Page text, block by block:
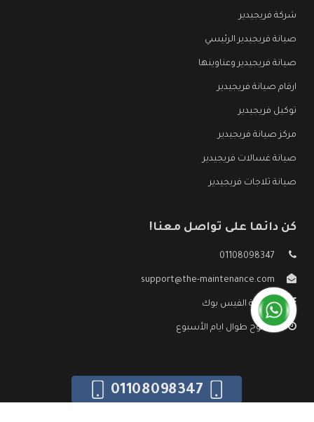
شركة فريجيدير
صيانة فريجيدير الرئيسي
صيانة فريجيدير وعناوينها
ارقام صيانة فريجيدير
توكيل فريجيدير
مركز صيانة فريجيدير
صيانة غسالات فريجيدير
صيانة ثلاجات فريجيدير
كن دائما على تواصل معنا!
01108098347
support@the-maintenance.com
صفحة الفيس بوك
مفتوح طوال ايام الأسبوع
01108098347